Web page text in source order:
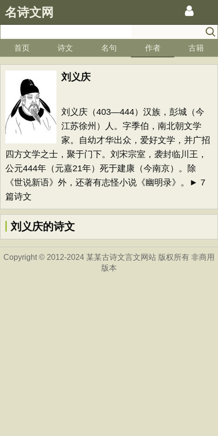
名诗文网
首页 诗文 名句 作者 古籍
刘义庆
刘义庆（403—444）汉族，彭城（今
江苏徐州）人。字季伯，南北朝文学
家。自幼才华出众，爱好文学，并广招
四方文学之士，聚于门下。刘宋宗室，袭封临川王，
公元444年（元嘉21年）死于建康（今南京）。除
《世说新语》外，还著有志怪小说《幽明录》。► 7
篇诗文
刘义庆的诗文
Copyright © 2012-2024 某某古诗文言文网站 版权所有 非商用
版本